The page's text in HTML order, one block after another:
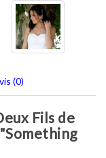
(0)
Fils de